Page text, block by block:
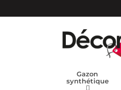
Gazon
synthétique